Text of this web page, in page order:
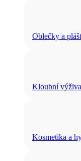
Oblečky a
Kloubní
Kosmetika a